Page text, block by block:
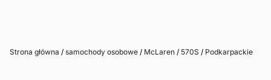
Strona główna / samochody osobowe / McLaren / 570S / Podkarpackie